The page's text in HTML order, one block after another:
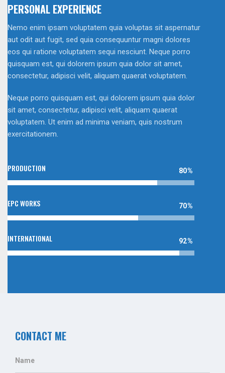
PERSONAL EXPERIENCE
Nemo enim ipsam voluptatem quia voluptas sit aspernatur
aut odit aut fugit, sed quia consequuntur magni dolores
eos qui ratione voluptatem sequi nesciunt. Neque porro
quisquam est, qui dolorem ipsum quia dolor sit amet,
consectetur, adipisci velit, aliquam quaerat voluptatem.
Neque porro quisquam est, qui dolorem ipsum quia dolor
sit amet, consectetur, adipisci velit, aliquam quaerat
voluptatem. Ut enim ad minima veniam, quis nostrum
exercitationem.
PRODUCTION 80%
EPC WORKS 70%
INTERNATIONAL 92%
CONTACT ME